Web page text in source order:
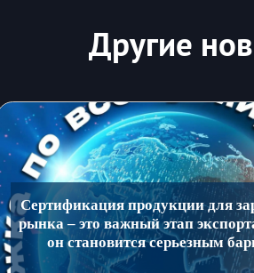
Другие
Сертификация продукции для
рынка – это важный этап
он становится серьезным